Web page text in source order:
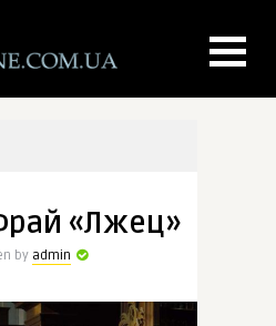
«Лжец»
by admin